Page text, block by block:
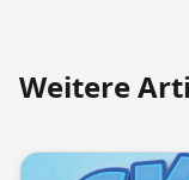
Weitere